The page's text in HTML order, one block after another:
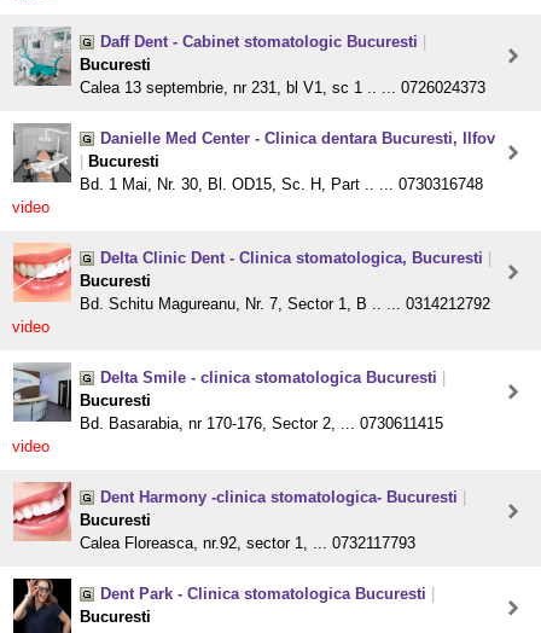
Daff Dent - Cabinet stomatologic Bucuresti
Bucuresti
Calea 13 septembrie, nr 231, bl V1, sc 1 .. ... 0726024373
Danielle Med Center - Clinica dentara Bucuresti, Ilfov
Bucuresti
Bd. 1 Mai, Nr. 30, Bl. OD15, Sc. H, Part .. ... 0730316748
video
Delta Clinic Dent - Clinica stomatologica, Bucuresti
Bucuresti
Bd. Schitu Magureanu, Nr. 7, Sector 1, B .. ... 0314212792
video
Delta Smile - clinica stomatologica Bucuresti
Bucuresti
Bd. Basarabia, nr 170-176, Sector 2, ... 0730611415
video
Dent Harmony -clinica stomatologica- Bucuresti
Bucuresti
Calea Floreasca, nr.92, sector 1, ... 0732117793
Dent Park - Clinica stomatologica Bucuresti
Bucuresti